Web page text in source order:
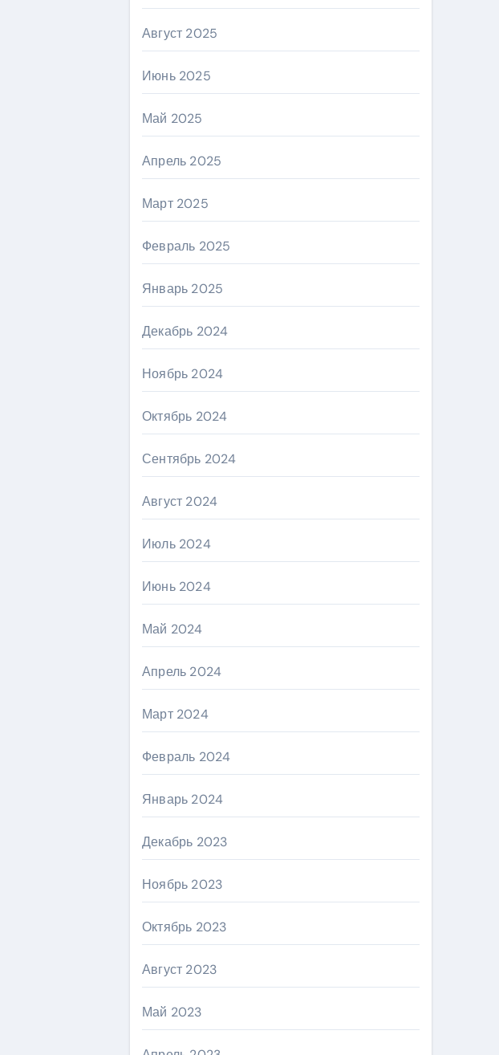
Август 2025
Июнь 2025
Май 2025
Апрель 2025
Март 2025
Февраль 2025
Январь 2025
Декабрь 2024
Ноябрь 2024
Октябрь 2024
Сентябрь 2024
Август 2024
Июль 2024
Июнь 2024
Май 2024
Апрель 2024
Март 2024
Февраль 2024
Январь 2024
Декабрь 2023
Ноябрь 2023
Октябрь 2023
Август 2023
Май 2023